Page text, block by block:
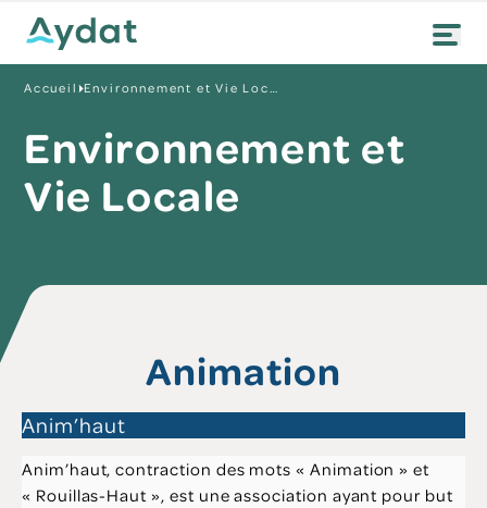
Accueil Environnement et Vie Locale
Environnement et
Vie Locale
Animation
Anim’haut
Anim’haut, contraction des mots « Animation » et
« Rouillas-Haut », est une association ayant pour but